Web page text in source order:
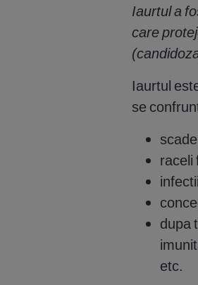
Iaurtul a
care
Iaurtul
se
raceli
dupa
etc.